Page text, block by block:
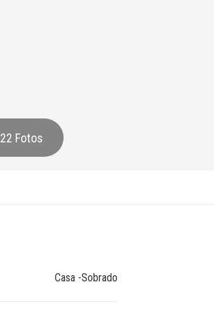
22 Fotos
Casa -Sobrado